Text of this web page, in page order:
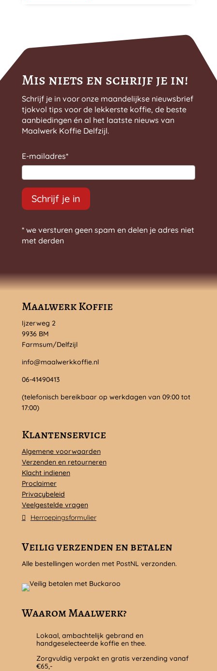
Mis niets en schrijf je in!
Schrijf je in voor onze maandelijkse nieuwsbrief
tjokvol tips voor de lekkerste koffie, de beste
aanbiedingen én al het laatste nieuws van
Maalwerk Koffie Delfzijl.
E-mailadres*
Schrijf je in
* we versturen geen spam en delen je adres niet
met derden
Maalwerk Koffie
Ijzerweg 2
9936 BM
Farmsum/Delfzijl
info@maalwerkkoffie.nl
06-41490413
(telefonisch bereikbaar op werkdagen van 09:00 tot
17:00)
Klantenservice
Algemene voorwaarden
Verzenden en retourneren
Klacht indienen
Proclaimer
Privacybeleid
Veelgestelde vragen
Herroepingsformulier
Veilig verzenden en betalen
Alle bestellingen worden met PostNL verzonden.
Waarom Maalwerk?
Lokaal, ambachtelijk gebrand en
handgeselecteerde koffie en thee.
Zorgvuldig verpakt en gratis verzending vanaf
€65,-